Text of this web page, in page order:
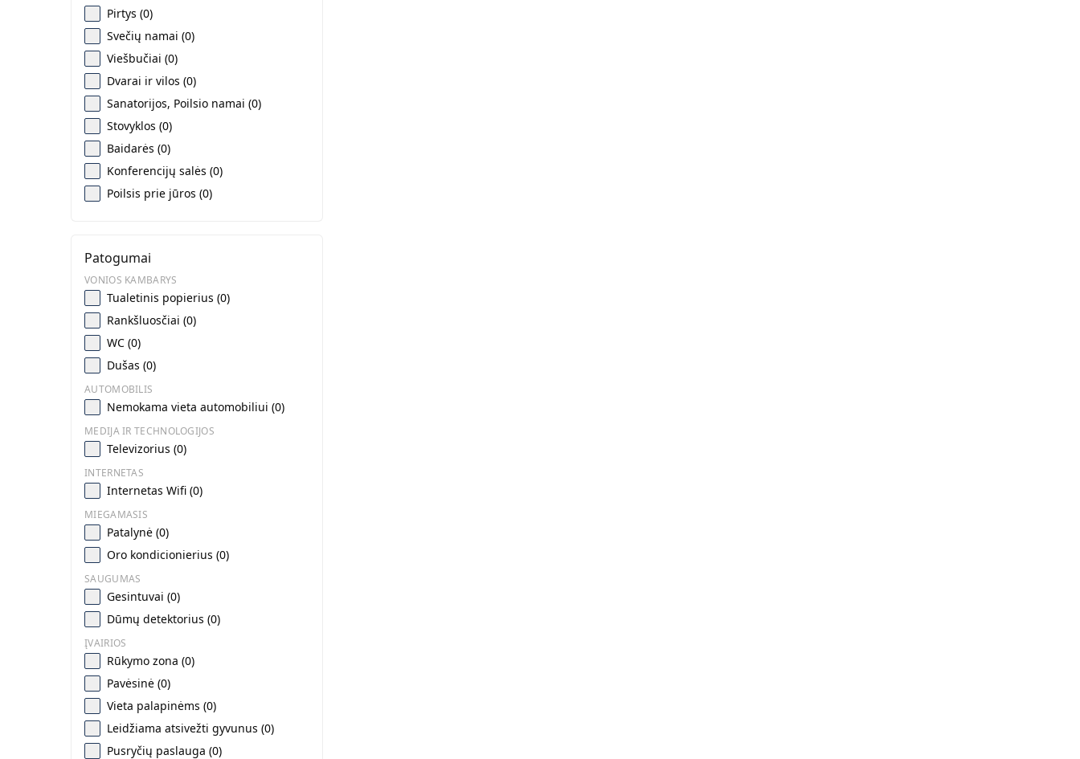
Pirtys (0)
Svečių namai (0)
Viešbučiai (0)
Dvarai ir vilos (0)
Sanatorijos, Poilsio namai (0)
Stovyklos (0)
Baidarės (0)
Konferencijų salės (0)
Poilsis prie jūros (0)
Patogumai
VONIOS KAMBARYS
Tualetinis popierius (0)
Rankšluosčiai (0)
WC (0)
Dušas (0)
AUTOMOBILIS
Nemokama vieta automobiliui (0)
MEDIJA IR TECHNOLOGIJOS
Televizorius (0)
INTERNETAS
Internetas Wifi (0)
MIEGAMASIS
Patalynė (0)
Oro kondicionierius (0)
SAUGUMAS
Gesintuvai (0)
Dūmų detektorius (0)
ĮVAIRIOS
Rūkymo zona (0)
Pavėsinė (0)
Vieta palapinėms (0)
Leidžiama atsivežti gyvunus (0)
Pusryčių paslauga (0)